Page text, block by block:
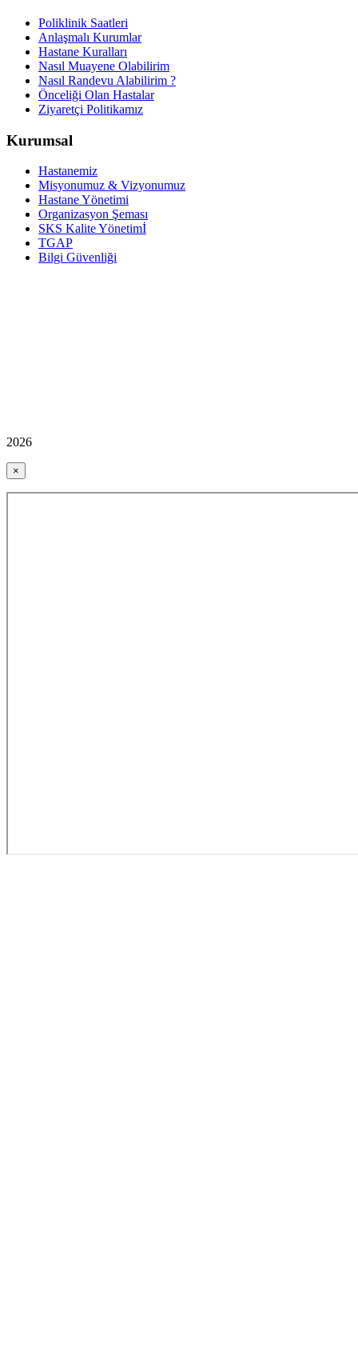
Poliklinik Saatleri
Anlaşmalı Kurumlar
Hastane Kuralları
Nasıl Muayene Olabilirim
Nasıl Randevu Alabilirim ?
Önceliği Olan Hastalar
Ziyaretçi Politikamız
Kurumsal
Hastanemiz
Misyonumuz & Vizyonumuz
Hastane Yönetimi
Organizasyon Şeması
SKS Kalite Yönetimİ
TGAP
Bilgi Güvenliği
2026
×